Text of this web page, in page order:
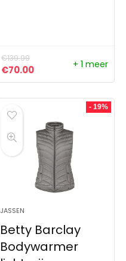
€139.99
Oorspronkelijke prijs was:
€70.00Huidige prijs is:
+ 1 meer
- 19%
JASSEN
Betty Barclay
Bodywarmer